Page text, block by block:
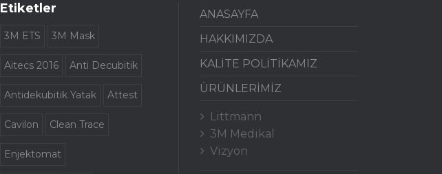
Etiketler
3M ETS 3M Mask
Aitecs 2016 Anti Decubitik
Antidekubitik Yatak Attest
Cavilon Clean Trace
Enjektomat
ANASAYFA
HAKKIMIZDA
KALİTE POLİTİKAMIZ
ÜRÜNLERİMİZ
Littmann
3M Medikal
Vizyon